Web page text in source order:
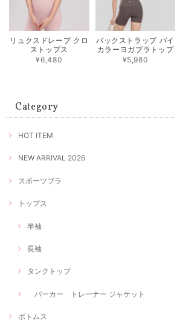
リュクスドレープ クロ
ストップス
¥6,480
バックストラップ バイ
カラーヨガブラトップ
¥5,980
Category
HOT ITEM
NEW ARRIVAL 2026
スポーツブラ
トップス
半袖
長袖
タンクトップ
パーカー トレーナー ジャケット
ボトムス